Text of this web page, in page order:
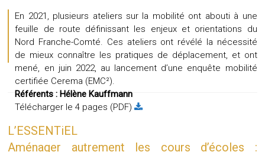
En 2021, plusieurs ateliers sur la mobilité ont abouti à une
feuille de route définissant les enjeux et orientations du
Nord Franche-Comté. Ces ateliers ont révélé la nécessité
de mieux connaître les pratiques de déplacement, et ont
mené, en juin 2022, au lancement d’une enquête mobilité
certifiée Cerema (EMC²).
Référents :Hélène Kauffmann
Télécharger le 4 pages (PDF)
L’ESSENTiEL
Aménager autrement les cours d’écoles :